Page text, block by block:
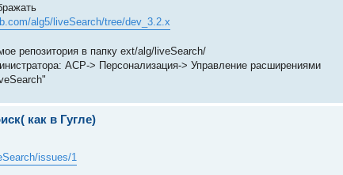
alg5/liveSearch/tree/dev_3.2.x
репозитория в папку ext/alg/liveSearch/
АСР-> Персонализация-> Управление расширениями
как в Гугле)
issues/1